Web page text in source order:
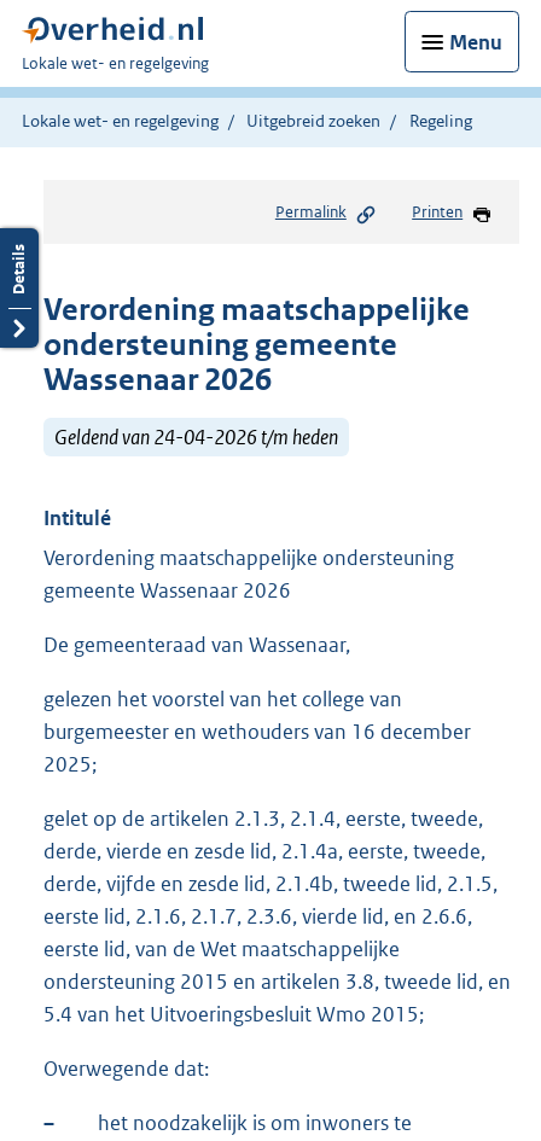
Menu
U
bent
hier:
Lokale wet- en regelgeving
Lokale wet- en regelgeving Uitgebreid zoeken Regeling
Permalink Printen
Verordening maatschappelijke
ondersteuning gemeente
Wassenaar 2026
Geldend van 24-04-2026 t/m heden
Intitulé
Verordening maatschappelijke ondersteuning
gemeente Wassenaar 2026
De gemeenteraad van Wassenaar,
gelezen het voorstel van het college van
burgemeester en wethouders van 16 december
2025;
gelet op de artikelen 2.1.3, 2.1.4, eerste, tweede,
derde, vierde en zesde lid, 2.1.4a, eerste, tweede,
derde, vijfde en zesde lid, 2.1.4b, tweede lid, 2.1.5,
eerste lid, 2.1.6, 2.1.7, 2.3.6, vierde lid, en 2.6.6,
eerste lid, van de Wet maatschappelijke
ondersteuning 2015 en artikelen 3.8, tweede lid, en
5.4 van het Uitvoeringsbesluit Wmo 2015;
Overwegende dat:
–
het noodzakelijk is om inwoners te